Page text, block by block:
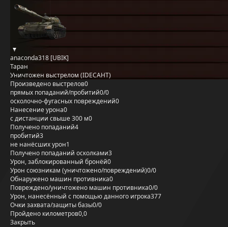
anaconda318 [UBIK]
Таран
Уничтожен выстрелом (IDECAHT)
Произведено выстрелов0
прямых попаданий/пробитий0/0
осколочно-фугасных повреждений0
Нанесение урона0
с дистанции свыше 300 м0
Получено попаданий4
пробитий3
не нанёсших урон1
Получено попаданий осколками3
Урон, заблокированный бронёй0
Урон союзникам (уничтожено/повреждений)0/0
Обнаружено машин противника0
Повреждено/уничтожено машин противника0/0
Урон, нанесённый с помощью данного игрока377
Очки захвата/защиты базы0/0
Пройдено километров0,0
Закрыть